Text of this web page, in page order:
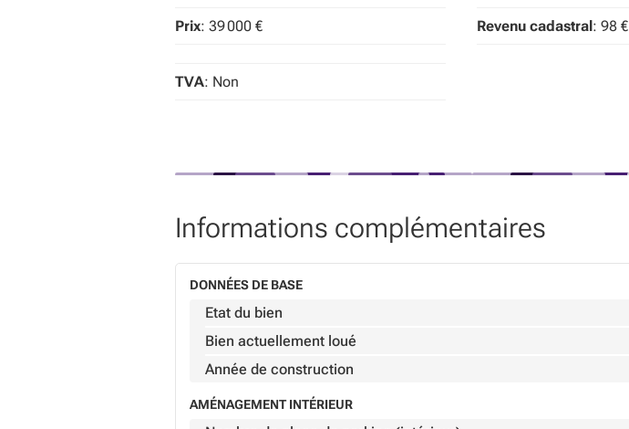
Prix: 39 000 € Revenu cadastral: 98 €
TVA: Non
Informations complémentaires
DONNÉES DE BASE
Etat du bien
Bien actuellement loué
Année de construction
AMÉNAGEMENT INTÉRIEUR